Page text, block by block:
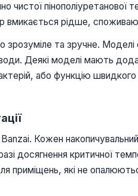
чистої пінополіуретанової
вмикається рідше,
зрозуміле та зручне.
Деякі моделі мають
або функцію
Кожен
досягнення критичної
приміщень, які не